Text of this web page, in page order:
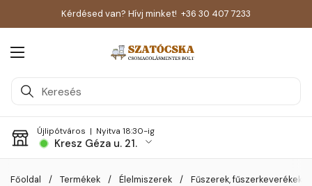
Kérdésed van? Hívj minket! +36 30 407 7233
Menü megnyitása
Újlipótváros | Nyitva 18:30-ig
Kresz Géza u. 21.
Főoldal / Termékek / Élelmiszerek / Fűszerek, fűszerkeverékek